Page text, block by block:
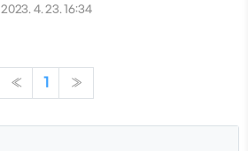
어지게 됩니다. 이번 글에서는 장에 좋은 음
하겠습니다. 장에 좋은 음식 장이 안좋으면
툭하면 배탈이 나곤하죠. 장에 좋음 음식들
2023. 4. 23. 16:34
« 1 »